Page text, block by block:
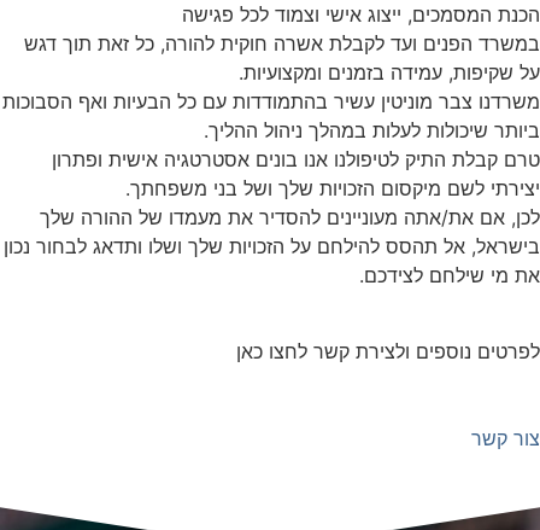
הכנת המסמכים, ייצוג אישי וצמוד לכל פגישה
במשרד הפנים ועד לקבלת אשרה חוקית להורה, כל זאת תוך דגש
על שקיפות, עמידה בזמנים ומקצועיות.
משרדנו צבר מוניטין עשיר בהתמודדות עם כל הבעיות ואף הסבוכות
ביותר שיכולות לעלות במהלך ניהול ההליך.
טרם קבלת התיק לטיפולנו אנו בונים אסטרטגיה אישית ופתרון
יצירתי לשם מיקסום הזכויות שלך ושל בני משפחתך.
לכן, אם את/אתה מעוניינים להסדיר את מעמדו של ההורה שלך
בישראל, אל תהסס להילחם על הזכויות שלך ושלו ותדאג לבחור נכון
את מי שילחם לצידכם.
לפרטים נוספים ולצירת קשר לחצו כאן
צור קשר